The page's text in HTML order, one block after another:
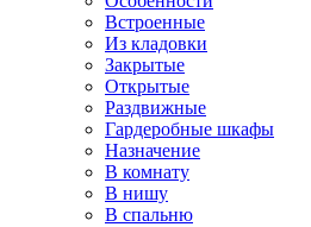
Встроенные
Из кладовки
Закрытые
Открытые
Раздвижные
Гардеробные шкафы
Назначение
В комнату
В нишу
В спальню